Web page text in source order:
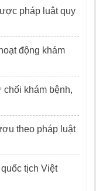
pháp luật quy
động khám
khám bệnh,
theo pháp luật
tịch Việt